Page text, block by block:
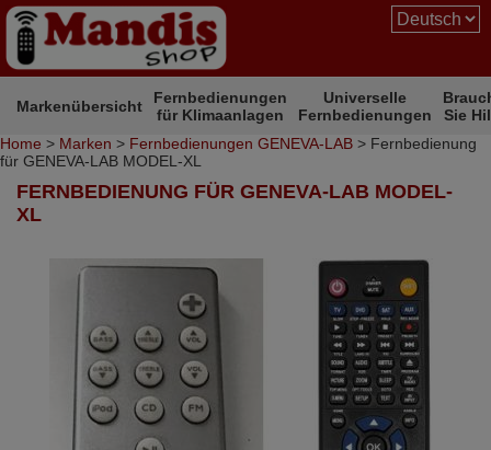
Markenübersicht
Fernbedienungen
für Klimaanlagen
Universelle
Fernbedienungen
Sie
Home > Marken > Fernbedienungen GENEVA-LAB > Fernbedienung
für GENEVA-LAB MODEL-XL
FERNBEDIENUNG FÜR GENEVA-LAB MODEL-
XL